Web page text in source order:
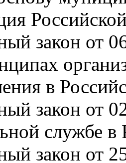
закон от
в
закон от
службе
закон от